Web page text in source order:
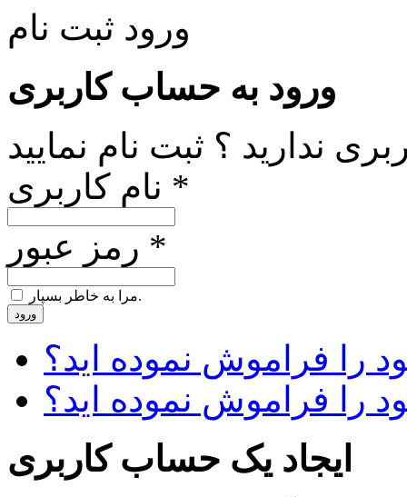
ورود ثبت نام
ورود به حساب کاربری
ندارید ؟ ثبت نام نمایید
نام کاربری *
رمز عبور *
مرا به خاطر بسپار.
ورود
را فراموش نموده اید؟
را فراموش نموده اید؟
ایجاد یک حساب کاربری